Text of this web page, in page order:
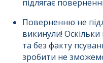
підлягає
Поверненню не
викинули!
та без факту
зробити не